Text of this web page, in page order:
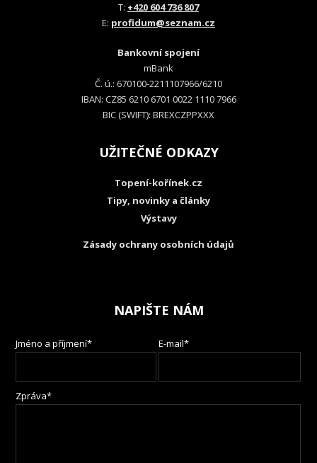
T: +420 604 736 807
E: profidum@seznam.cz
Bankovní spojení
mBank
Č. ú.: 670100-2211107966/6210
IBAN: CZ85 6210 6701 0022 1110 7966
BIC (SWIFT): BREXCZPPXXX
UŽITEČNÉ ODKAZY
Topení-kořínek.cz
Tipy, novinky a články
Výstavy
Zásady ochrany osobních údajů
NAPIŠTE NÁM
Jméno a příjmení* E-mail*
Zpráva*